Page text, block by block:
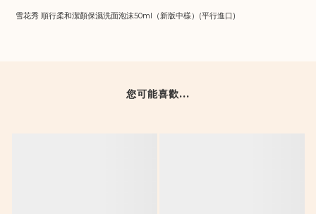
雪花秀 順行柔和潔顏保濕洗面泡沫50ml（新版中樣）(平行進口)
您可能喜歡...